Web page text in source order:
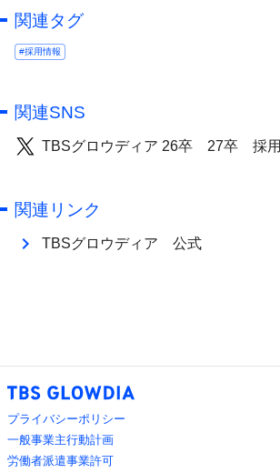
関連タグ
#採用情報
関連SNS
TBSグロウディア 26卒 27卒 採用
関連リンク
chevron_right TBSグロウディア 公式
プライバシーポリシー
一般事業主行動計画
労働者派遣事業許可